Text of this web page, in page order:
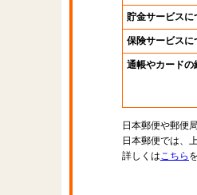
貯金サービスに
保険サービスに
通帳やカードの
日本郵便や郵便
日本郵便では、
詳しくはこちら